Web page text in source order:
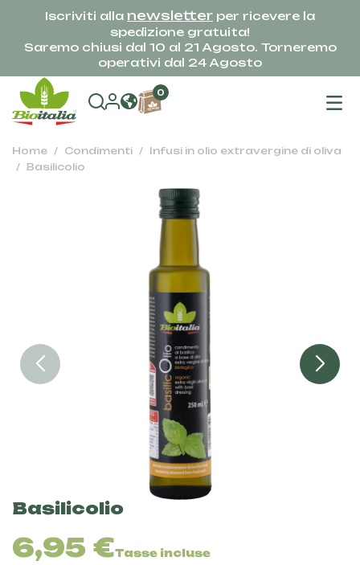
Iscriviti alla newsletter per ricevere la
spedizione gratuita!
Saremo chiusi dal 10 al 21 Agosto. Torneremo
operativi dal 24 Agosto
0
Home Condimenti
Infusi in olio extravergine di oliva
Basilicolio
Basilicolio
6,95 €Tasse incluse